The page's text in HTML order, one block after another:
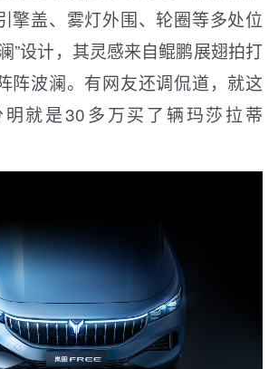
擎盖、雾灯外围、轮圈等多处位
”设计，其灵感来自鲲鹏展翅拍打
阵波澜。有网友还调侃道，就这
就是30多万买了辆玛莎拉蒂